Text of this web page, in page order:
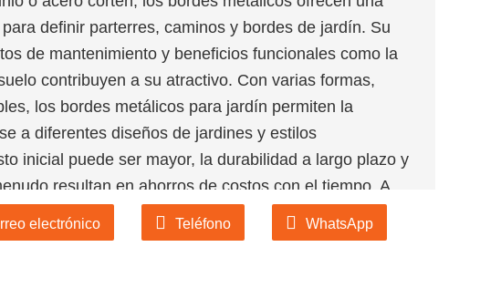
definir parterres, caminos y bordes de jardín. Su
de mantenimiento y beneficios funcionales como la
contribuyen a su atractivo. Con varias formas,
los bordes metálicos para jardín permiten la
a diferentes diseños de jardines y estilos
inicial puede ser mayor, la durabilidad a largo plazo y
resultan en ahorros de costos con el tiempo. A
de paisajismo, los bordes metálicos para
favorita tanto para los jardineros aficionados como
electrónico Teléfono WhatsApp